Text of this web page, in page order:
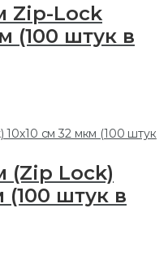
Zip-Lock
(100 штук в
(Zip Lock)
(100 штук в